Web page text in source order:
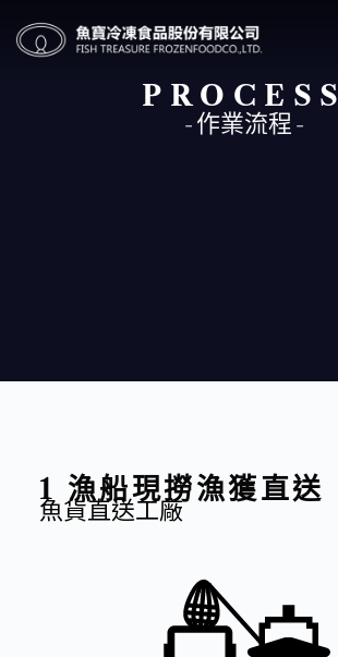
PROCESS
- 作業流程 -
1 漁船現撈漁獲直送
魚貨直送工廠​